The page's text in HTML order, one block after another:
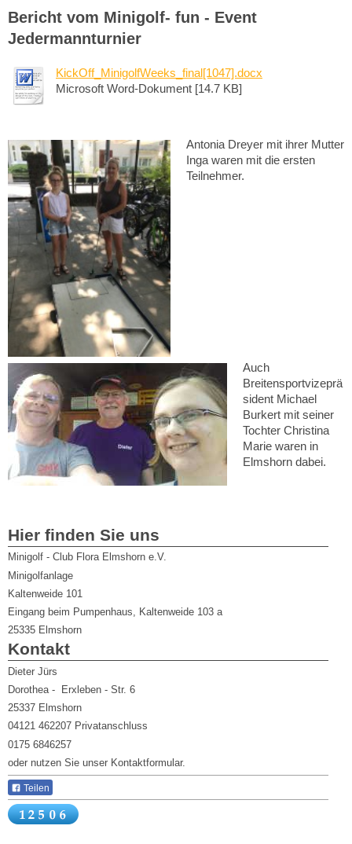
Bericht vom Minigolf- fun - Event
Jedermannturnier
KickOff_MinigolfWeeks_final[1047].docx
Microsoft Word-Dokument [14.7 KB]
Antonia Dreyer mit ihrer Mutter
Inga waren mit die ersten
Teilnehmer.
Auch
Breitensportvizeprä
sident Michael
Burkert mit seiner
Tochter Christina
Marie waren in
Elmshorn dabei.
Hier finden Sie uns
Minigolf - Club Flora Elmshorn e.V.
Minigolfanlage
Kaltenweide 101
Eingang beim Pumpenhaus, Kaltenweide 103 a
25335 Elmshorn
Kontakt
Dieter Jürs
Dorothea - Erxleben - Str. 6
25337 Elmshorn
04121 462207 Privatanschluss
0175 6846257
oder nutzen Sie unser Kontaktformular.
Teilen